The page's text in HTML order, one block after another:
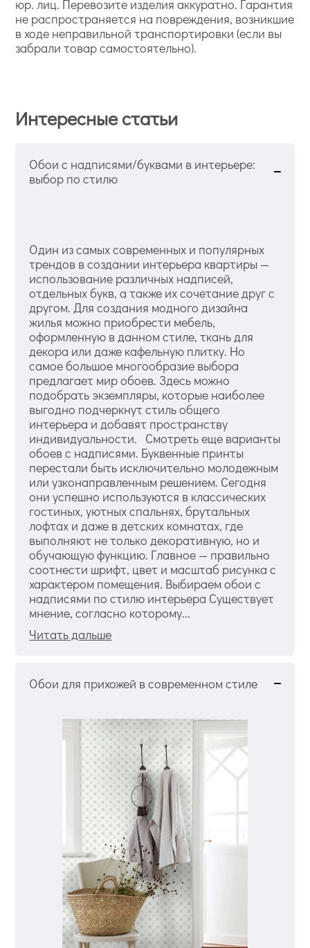
юр. лиц. Перевозите изделия аккуратно. Гарантия
не распространяется на повреждения, возникшие
в ходе неправильной транспортировки (если вы
забрали товар самостоятельно).
Интересные статьи
Обои с надписями/буквами в интерьере:
выбор по стилю
Один из самых современных и популярных
трендов в создании интерьера квартиры —
использование различных надписей,
отдельных букв, а также их сочетание друг с
другом. Для создания модного дизайна
жилья можно приобрести мебель,
оформленную в данном стиле, ткань для
декора или даже кафельную плитку. Но
самое большое многообразие выбора
предлагает мир обоев. Здесь можно
подобрать экземпляры, которые наиболее
выгодно подчеркнут стиль общего
интерьера и добавят пространству
индивидуальности. Смотреть еще варианты
обоев с надписями. Буквенные принты
перестали быть исключительно молодежным
или узконаправленным решением. Сегодня
они успешно используются в классических
гостиных, уютных спальнях, брутальных
лофтах и даже в детских комнатах, где
выполняют не только декоративную, но и
обучающую функцию. Главное — правильно
соотнести шрифт, цвет и масштаб рисунка с
характером помещения. Выбираем обои с
надписями по стилю интерьера Существует
мнение, согласно которому...
Читать дальше
Обои для прихожей в современном стиле